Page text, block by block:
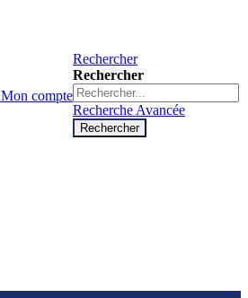
Mon compte
Rechercher
Rechercher
Recherche Avancée
Rechercher